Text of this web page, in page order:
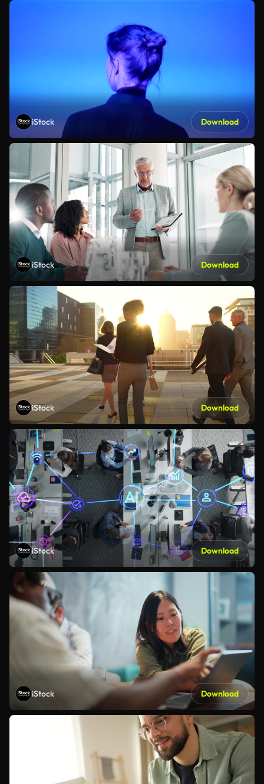
iStock Download
iStock Download
iStock Download
iStock Download
iStock Download